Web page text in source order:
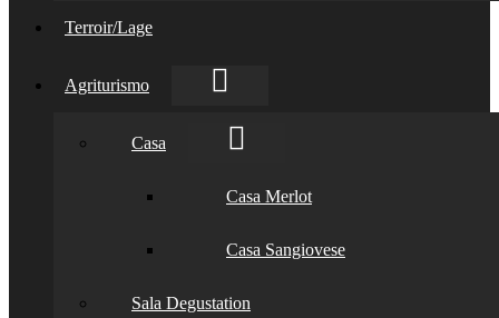
Terroir/Lage
Agriturismo
Casa
Casa Merlot
Casa Sangiovese
Sala Degustation